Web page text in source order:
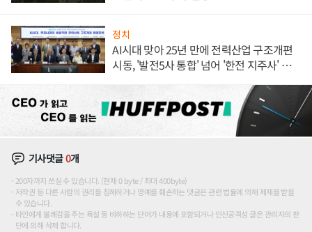
정치
AI시대 맞아 25년 만에 전력산업 구조개편
시동, '발전5사 통합' 넘어 '한전 지주사' 재편
기사댓글0개
200자까지 쓰실 수 있습니다. (현재 0 byte / 최대 400byte)
저작권 등 다른 사람의 권리를 침해하거나 명예를 훼손하는 댓글은 관련 법률에 의해 제재를 받을
수 있습니다.
타인에게 불쾌감을 주는 욕설 등 비하하는 단어가 내용에 포함되거나 인신공격성 글은 관리자의 판
단에 의해 삭제 합니다.